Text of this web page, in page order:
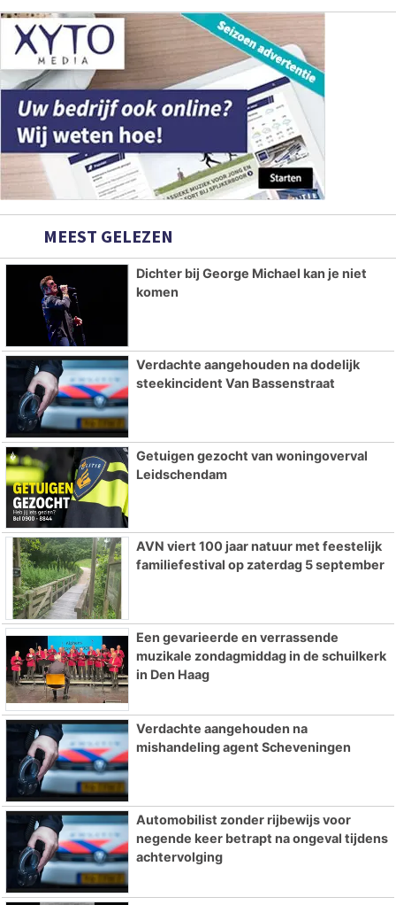
MEEST GELEZEN
Dichter bij George Michael kan je niet
komen
Verdachte aangehouden na dodelijk
steekincident Van Bassenstraat
Getuigen gezocht van woningoverval
Leidschendam
AVN viert 100 jaar natuur met feestelijk
familiefestival op zaterdag 5 september
Een gevarieerde en verrassende
muzikale zondagmiddag in de schuilkerk
in Den Haag
Verdachte aangehouden na
mishandeling agent Scheveningen
Automobilist zonder rijbewijs voor
negende keer betrapt na ongeval tijdens
achtervolging